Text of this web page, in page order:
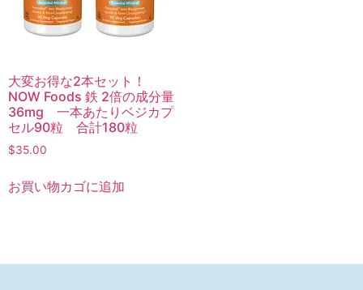
大変お得な2本セット！
NOW Foods 鉄 2倍の成分量
36mg 一本あたりベジカプ
セル90粒 合計180粒
$35.00
お買い物カゴに追加